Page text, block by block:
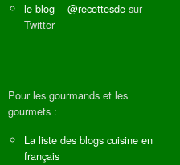
le blog -- @recettesde sur
Twitter
Pour les gourmands et les
gourmets :
La liste des blogs cuisine en
français